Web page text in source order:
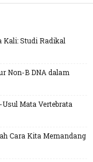
Kali: Studi Radikal
Non-B DNA dalam
Mata Vertebrata
Cara Kita Memandang